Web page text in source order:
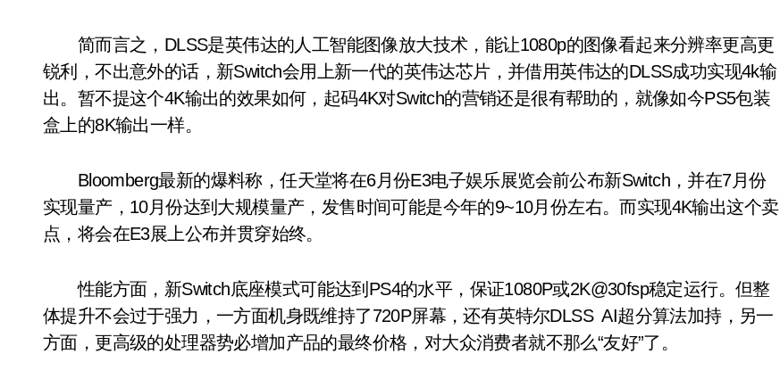
简而言之，DLSS是英伟达的人工智能图像放大技术，能让1080p的图像看起来分辨率更高更
锐利，不出意外的话，新Switch会用上新一代的英伟达芯片，并借用英伟达的DLSS成功实现4k输
出。暂不提这个4K输出的效果如何，起码4K对Switch的营销还是很有帮助的，就像如今PS5包装
盒上的8K输出一样。
Bloomberg最新的爆料称，任天堂将在6月份E3电子娱乐展览会前公布新Switch，并在7月份
实现量产，10月份达到大规模量产，发售时间可能是今年的9~10月份左右。而实现4K输出这个卖
点，将会在E3展上公布并贯穿始终。
性能方面，新Switch底座模式可能达到PS4的水平，保证1080P或2K@30fsp稳定运行。但整
体提升不会过于强力，一方面机身既维持了720P屏幕，还有英特尔DLSS AI超分算法加持，另一
方面，更高级的处理器势必增加产品的最终价格，对大众消费者就不那么“友好”了。